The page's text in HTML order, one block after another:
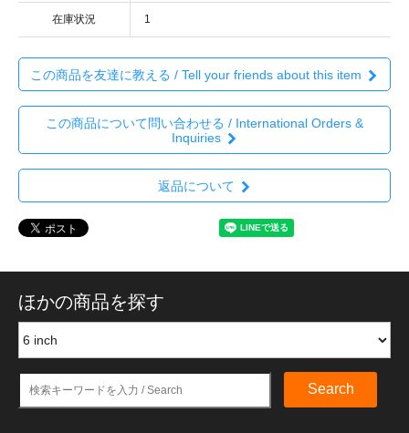
在庫状況 1
この商品を友達に教える / Tell your friends about this item
この商品について問い合わせる / International Orders &
Inquiries
返品について
ほかの商品を探す
Search